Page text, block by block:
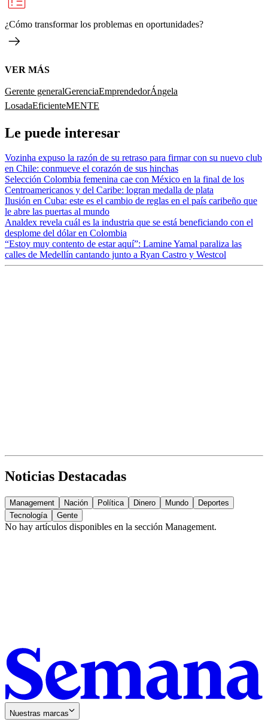
¿Cómo transformar los problemas en oportunidades?
VER MÁS
Gerente generalGerenciaEmprendedorÁngela
LosadaEficienteMENTE
Le puede interesar
Vozinha expuso la razón de su retraso para firmar con su nuevo club
en Chile: conmueve el corazón de sus hinchas
Selección Colombia femenina cae con México en la final de los
Centroamericanos y del Caribe: logran medalla de plata
Ilusión en Cuba: este es el cambio de reglas en el país caribeño que
le abre las puertas al mundo
Analdex revela cuál es la industria que se está beneficiando con el
desplome del dólar en Colombia
“Estoy muy contento de estar aquí”: Lamine Yamal paraliza las
calles de Medellín cantando junto a Ryan Castro y Westcol
Noticias Destacadas
Management Nación Política Dinero Mundo
Deportes
Tecnología
Gente
No hay artículos disponibles en la sección Management.
Nuestras marcas